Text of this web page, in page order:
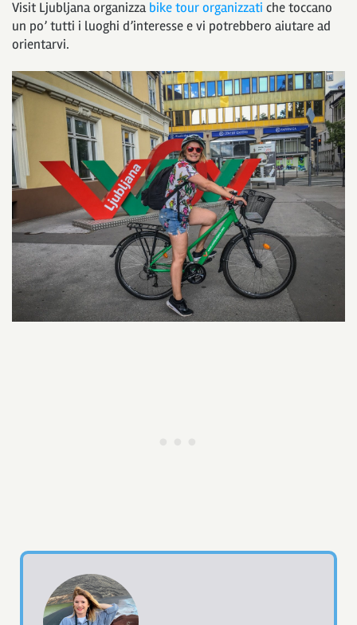
Visit Ljubljana organizzabike tour organizzati che toccano
un po’ tutti i luoghi d’interesse e vi potrebbero aiutare ad
orientarvi.